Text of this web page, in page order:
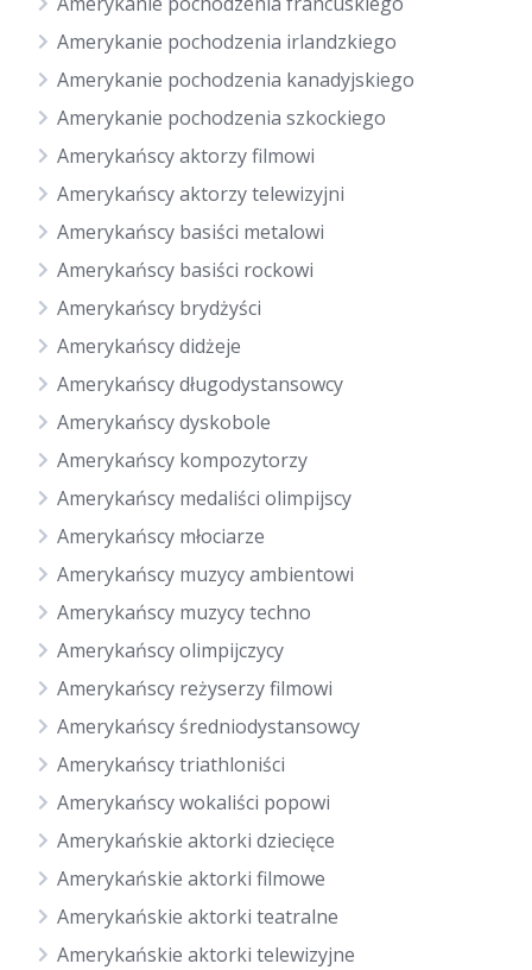
Amerykanie pochodzenia irlandzkiego
Amerykanie pochodzenia kanadyjskiego
Amerykanie pochodzenia szkockiego
Amerykańscy aktorzy filmowi
Amerykańscy aktorzy telewizyjni
Amerykańscy basiści metalowi
Amerykańscy basiści rockowi
Amerykańscy brydżyści
Amerykańscy didżeje
Amerykańscy długodystansowcy
Amerykańscy dyskobole
Amerykańscy kompozytorzy
Amerykańscy medaliści olimpijscy
Amerykańscy młociarze
Amerykańscy muzycy ambientowi
Amerykańscy muzycy techno
Amerykańscy olimpijczycy
Amerykańscy reżyserzy filmowi
Amerykańscy średniodystansowcy
Amerykańscy triathloniści
Amerykańscy wokaliści popowi
Amerykańskie aktorki dziecięce
Amerykańskie aktorki filmowe
Amerykańskie aktorki teatralne
Amerykańskie aktorki telewizyjne